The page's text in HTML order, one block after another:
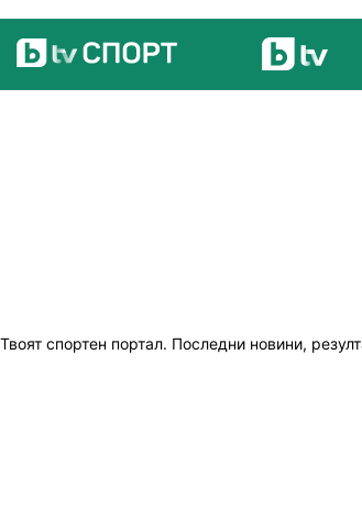
Твоят спортен портал. Последни новини,